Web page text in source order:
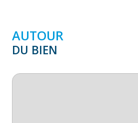
AUTOUR
DU BIEN